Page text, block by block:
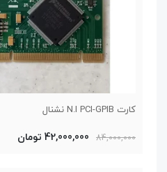
کارت N.I PCI-GPIB نشنال
84,000,000 42,000,000 تومان